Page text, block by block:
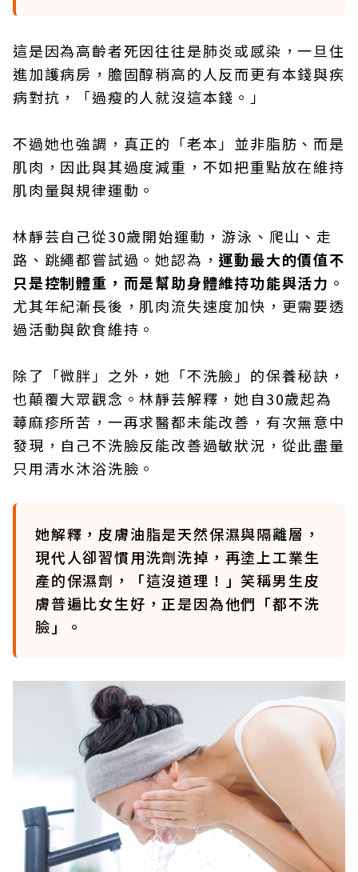
這是因為高齡者死因往往是肺炎或感染，一旦住
進加護病房，膽固醇稍高的人反而更有本錢與疾
病對抗，「過瘦的人就沒這本錢。」
不過她也強調，真正的「老本」並非脂肪、而是
肌肉，因此與其過度減重，不如把重點放在維持
肌肉量與規律運動。
林靜芸自己從30歲開始運動，游泳、爬山、走
路、跳繩都嘗試過。她認為，運動最大的價值不
只是控制體重，而是幫助身體維持功能與活力 。
尤其年紀漸長後，肌肉流失速度加快，更需要透
過活動與飲食維持。
除了「微胖」之外，她「不洗臉」的保養秘訣，
也顛覆大眾觀念。林靜芸解釋，她自30歲起為
蕁麻疹所苦，一再求醫都未能改善，有次無意中
發現，自己不洗臉反能改善過敏狀況，從此盡量
只用清水沐浴洗臉。
她解釋，皮膚油脂是天然保濕與隔離層，
現代人卻習慣用洗劑洗掉，再塗上工業生
產的保濕劑，「這沒道理！」笑稱男生皮
膚普遍比女生好，正是因為他們「都不洗
臉」。